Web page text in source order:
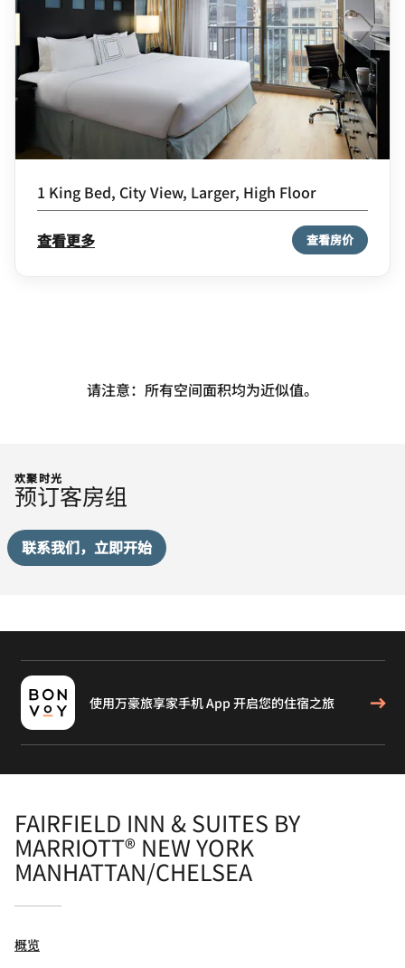
1 King Bed, City View, Larger, High Floor
查看更多 查看房价
请注意：所有空间面积均为近似值。
欢聚时光
预订客房组
联系我们，立即开始
使用万豪旅享家手机 App 开启您的住宿之旅
FAIRFIELD INN & SUITES BY
MARRIOTT® NEW YORK
MANHATTAN/CHELSEA
概览